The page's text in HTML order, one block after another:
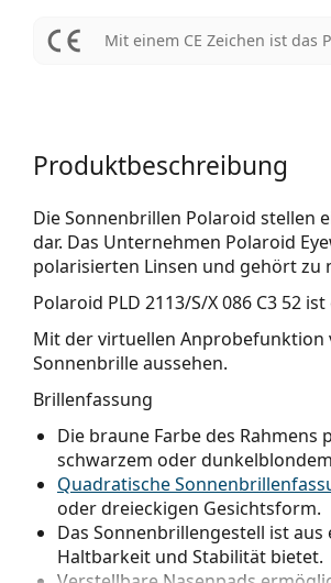
Mit einem CE Zeichen ist
Produktbeschreibung
Die Sonnenbrillen Polaroid stellen
dar. Das Unternehmen Polaroid
polarisierten Linsen und gehört
Polaroid PLD 2113/S/X 086 C3 52 ist
Mit der virtuellen Anprobefunktion
Sonnenbrille aussehen.
Brillenfassung
Die braune Farbe des
schwarzem oder
Quadratische
oder dreieckigen Gesichtsform.
Das Sonnenbrillengestell ist
Haltbarkeit und Stabilität bietet.